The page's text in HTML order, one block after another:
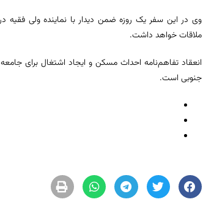
وی در این سفر یک روزه ضمن دیدار با نماینده ولی فقیه در
ملاقات خواهد داشت.
انعقاد تفاهم‌نامه احداث مسکن و ایجاد اشتغال برای
جنوبی است.